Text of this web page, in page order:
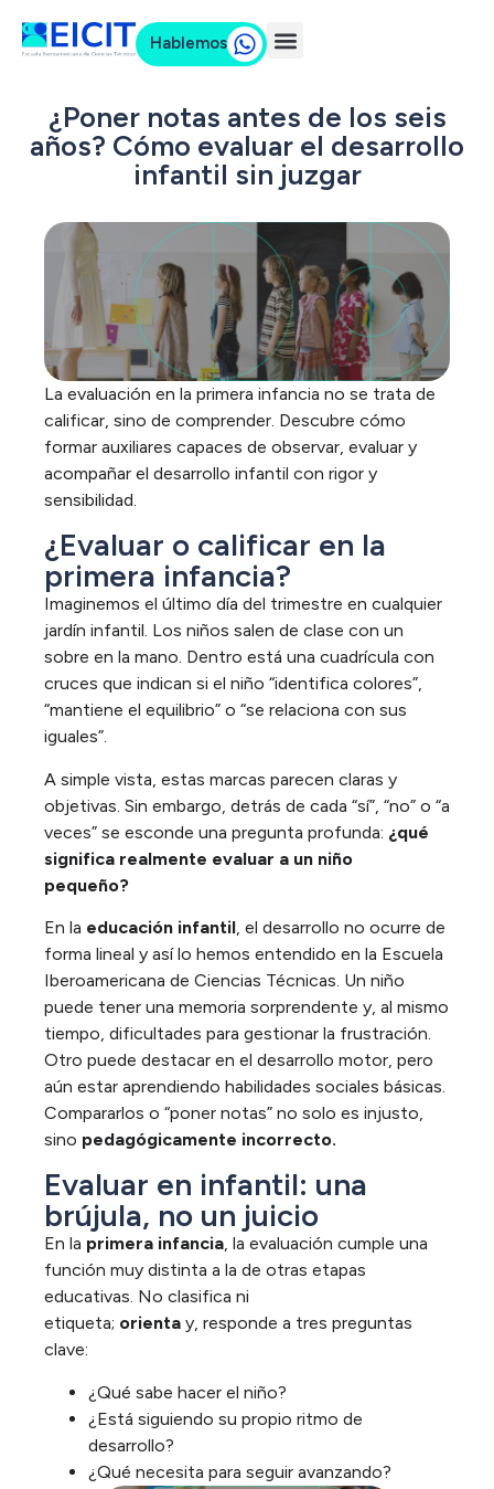
Hablemos
¿Poner notas antes de los seis
años? Cómo evaluar el desarrollo
infantil sin juzgar
La evaluación en la primera infancia no se trata de
calificar, sino de comprender. Descubre cómo
formar auxiliares capaces de observar, evaluar y
acompañar el desarrollo infantil con rigor y
sensibilidad.
¿Evaluar o calificar en la
primera infancia?
Imaginemos el último día del trimestre en cualquier
jardín infantil. Los niños salen de clase con un
sobre en la mano. Dentro está una cuadrícula con
cruces que indican si el niño “identifica colores”,
“mantiene el equilibrio” o “se relaciona con sus
iguales”.
A simple vista, estas marcas parecen claras y
objetivas. Sin embargo, detrás de cada “sí”, “no” o “a
veces” se esconde una pregunta profunda: ¿qué
significa realmente evaluar a un niño
pequeño?
En la educación infantil, el desarrollo no ocurre de
forma lineal y así lo hemos entendido en la Escuela
Iberoamericana de Ciencias Técnicas. Un niño
puede tener una memoria sorprendente y, al mismo
tiempo, dificultades para gestionar la frustración.
Otro puede destacar en el desarrollo motor, pero
aún estar aprendiendo habilidades sociales básicas.
Compararlos o “poner notas” no solo es injusto,
sino pedagógicamente incorrecto.
Evaluar en infantil: una
brújula, no un juicio
En la primera infancia, la evaluación cumple una
función muy distinta a la de otras etapas
educativas. No clasifica ni
etiqueta; orienta y, responde a tres preguntas
clave:
¿Qué sabe hacer el niño?
¿Está siguiendo su propio ritmo de
desarrollo?
¿Qué necesita para seguir avanzando?